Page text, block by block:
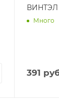
ВИНТЭЛ
Много
391